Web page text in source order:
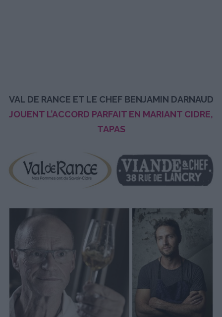
VAL DE RANCE ET LE CHEF BENJAMIN DARNAUD
JOUENT L’ACCORD PARFAIT EN MARIANT CIDRE,
TAPAS